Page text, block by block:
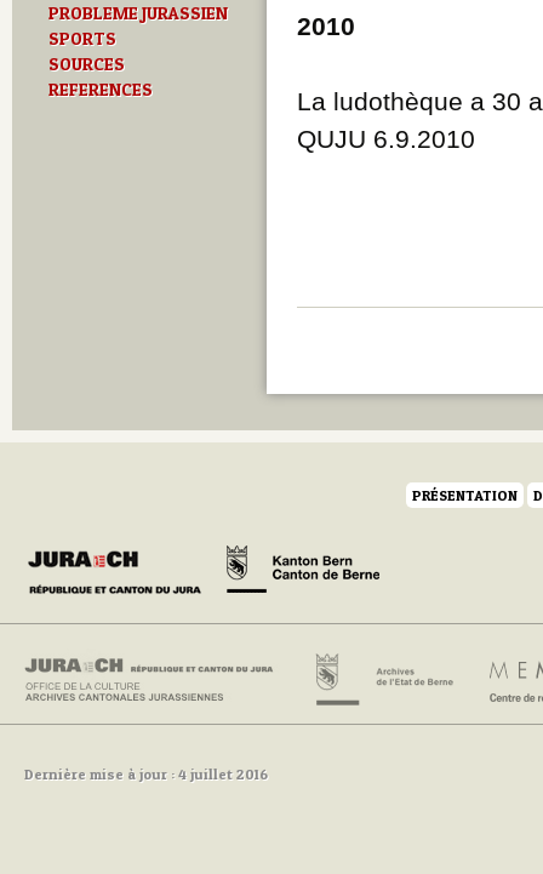
U
V
Z
PROBLEME JURASSIEN
SPORTS
SOURCES
REFERENCES
2010
La ludothèque a 30
QUJU 6.9.2010
PRÉSENTATION
Dernière mise à jour : 4 juillet 2016